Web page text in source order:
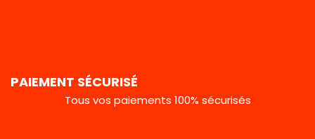
PAIEMENT SÉCURISÉ
Tous vos paiements 100% sécurisés